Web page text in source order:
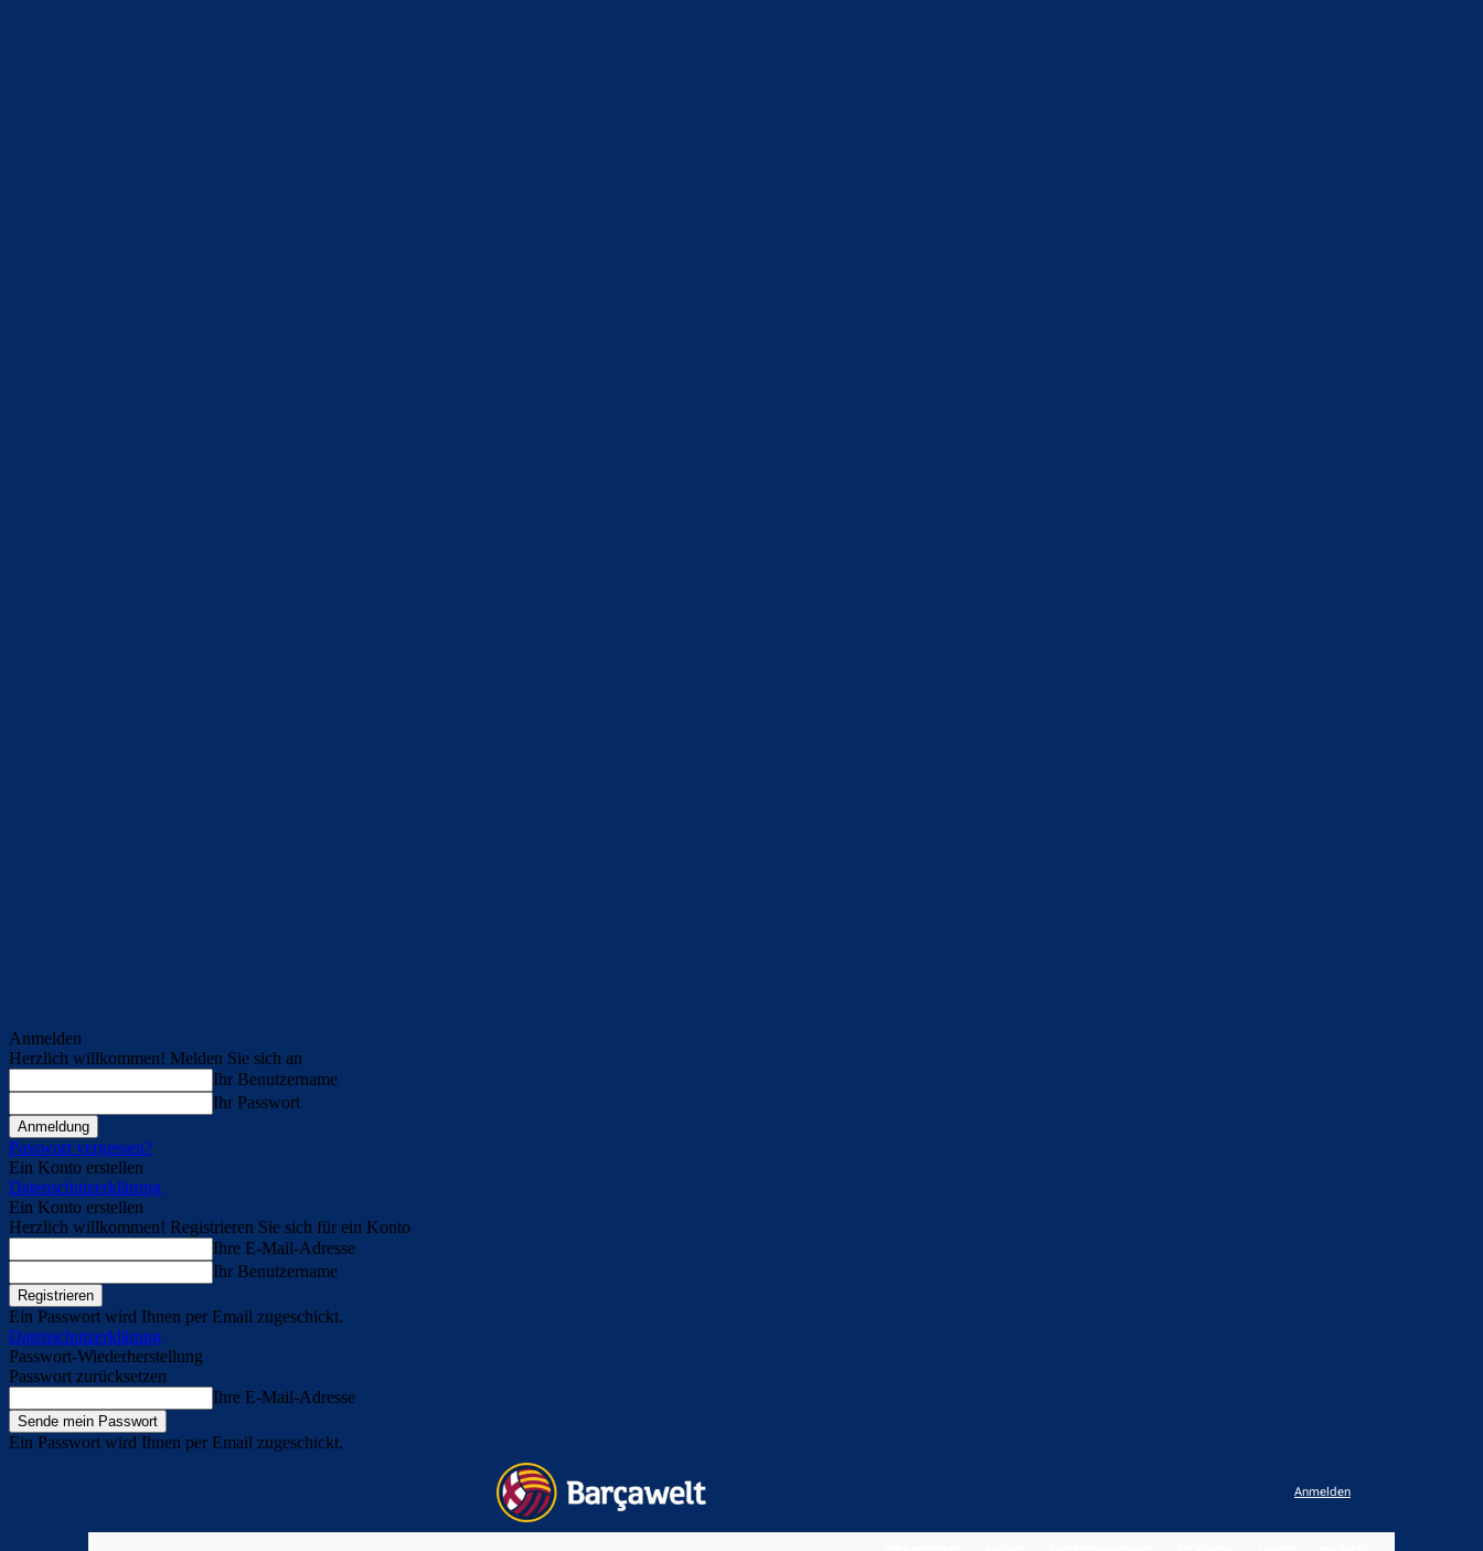
Anmelden
Herzlich willkommen! Melden Sie sich an
Ihr Benutzername
Ihr Passwort
Passwort vergessen?
Ein Konto erstellen
Datenschutzerklärung
Ein Konto erstellen
Herzlich willkommen! Registrieren Sie sich für ein Konto
Ihre E-Mail-Adresse
Ihr Benutzername
Ein Passwort wird Ihnen per Email zugeschickt.
Datenschutzerklärung
Passwort-Wiederherstellung
Passwort zurücksetzen
Ihre E-Mail-Adresse
Ein Passwort wird Ihnen per Email zugeschickt.
Anmelden